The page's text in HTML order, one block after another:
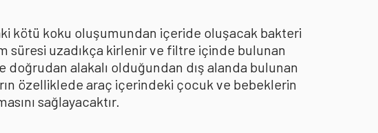
kötü koku oluşumundan içeride oluşacak bakteri
süresi uzadıkça kirlenir ve filtre içinde bulunan
alakalı olduğundan dış alanda bulunan
özelliklede araç içerindeki çocuk ve bebeklerin
sağlayacaktır.